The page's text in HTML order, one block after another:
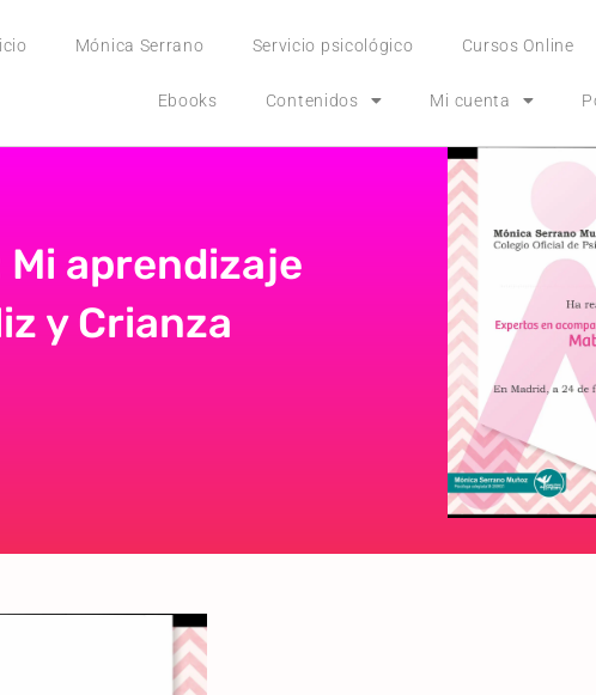
Mónica Serrano Servicio psicológico Cursos Online
Ebooks Contenidos Mi cuenta
aprendizaje
y Crianza